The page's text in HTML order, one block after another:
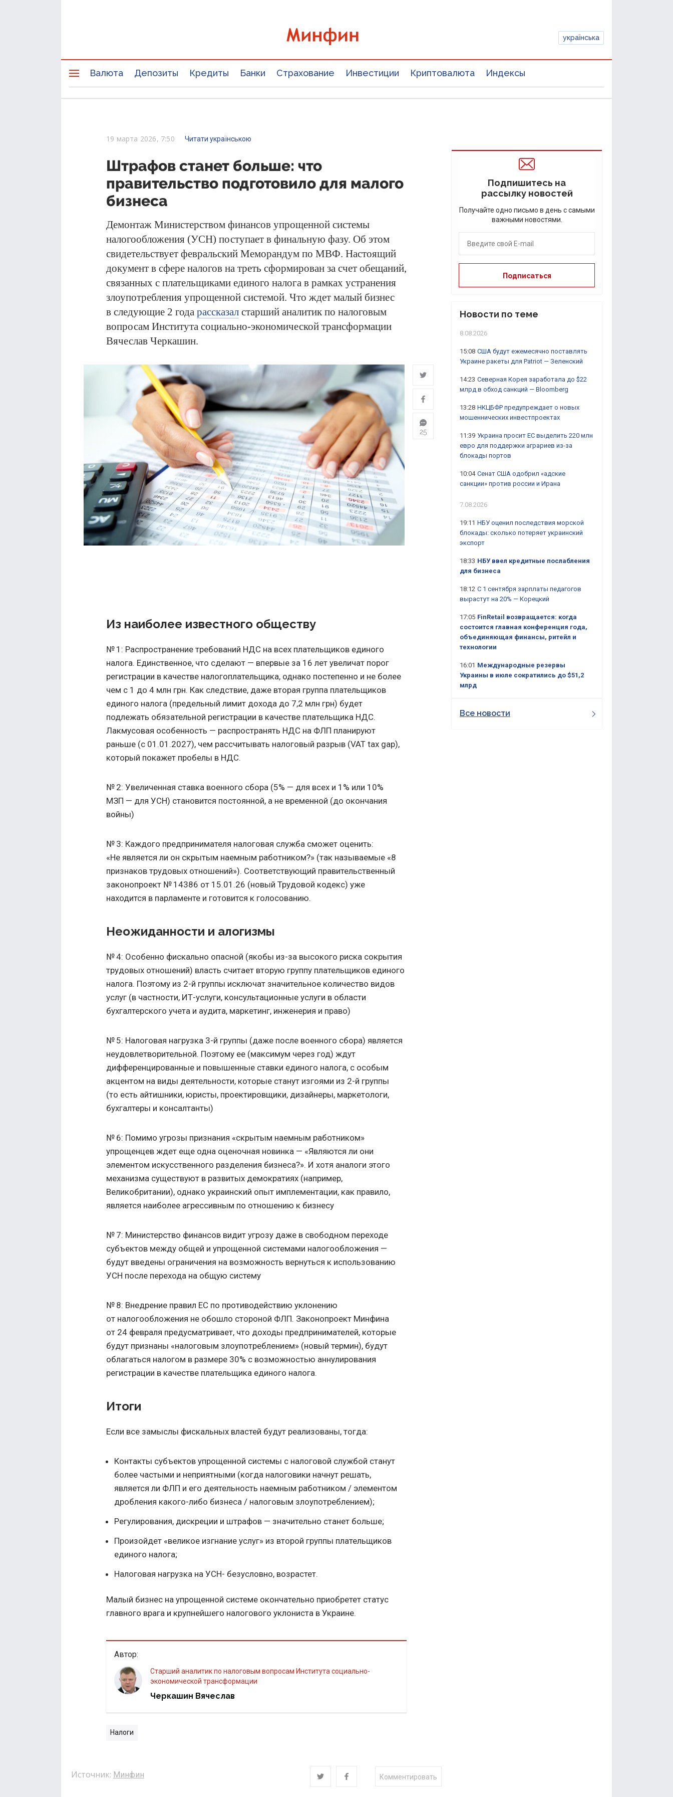
українська
Валюта Депозиты Кредиты Банки Страхование Инвестиции Криптовалюта Индексы
19 марта 2026, 7:50 Читати українською
Штрафов станет больше: что
правительство подготовило для малого
бизнеса
Демонтаж Министерством финансов упрощенной системы
налогообложения (УСН) поступает в финальную фазу. Об этом
свидетельствует февральский Меморандум по МВФ. Настоящий
документ в сфере налогов на треть сформирован за счет обещаний,
связанных с плательщиками единого налога в рамках устранения
злоупотребления упрощенной системой. Что ждет малый бизнес
в следующие 2 года рассказал старший аналитик по налоговым
вопросам Института социально-экономической трансформации
Вячеслав Черкашин.
25
Из наиболее известного обществу
№ 1: Распространение требований НДС на всех плательщиков единого
налога. Единственное, что сделают — впервые за 16 лет увеличат порог
регистрации в качестве налогоплательщика, однако постепенно и не более
чем с 1 до 4 млн грн. Как следствие, даже вторая группа плательщиков
единого налога (предельный лимит дохода до 7,2 млн грн) будет
подлежать обязательной регистрации в качестве плательщика НДС.
Лакмусовая особенность — распространять НДС на ФЛП планируют
раньше (с 01.01.2027), чем рассчитывать налоговый разрыв (VAT tax gap),
который покажет пробелы в НДС.
№ 2: Увеличенная ставка военного сбора (5% — для всех и 1% или 10%
МЗП — для УСН) становится постоянной, а не временной (до окончания
войны)
№ 3: Каждого предпринимателя налоговая служба сможет оценить:
«Не является ли он скрытым наемным работником?» (так называемые «8
признаков трудовых отношений»). Соответствующий правительственный
законопроект № 14386 от 15.01.26 (новый Трудовой кодекс) уже
находится в парламенте и готовится к голосованию.
Неожиданности и алогизмы
№ 4: Особенно фискально опасной (якобы из-за высокого риска сокрытия
трудовых отношений) власть считает вторую группу плательщиков единого
налога. Поэтому из 2-й группы исключат значительное количество видов
услуг (в частности, ИТ-услуги, консультационные услуги в области
бухгалтерского учета и аудита, маркетинг, инженерия и право)
№ 5: Налоговая нагрузка 3-й группы (даже после военного сбора) является
неудовлетворительной. Поэтому ее (максимум через год) ждут
дифференцированные и повышенные ставки единого налога, с особым
акцентом на виды деятельности, которые станут изгоями из 2-й группы
(то есть айтишники, юристы, проектировщики, дизайнеры, маркетологи,
бухгалтеры и консалтанты)
№ 6: Помимо угрозы признания «скрытым наемным работником»
упрощенцев ждет еще одна оценочная новинка — «Являются ли они
элементом искусственного разделения бизнеса?». И хотя аналоги этого
механизма существуют в развитых демократиях (например,
Великобритании), однако украинский опыт имплементации, как правило,
является наиболее агрессивным по отношению к бизнесу
№ 7: Министерство финансов видит угрозу даже в свободном переходе
субъектов между общей и упрощенной системами налогообложения —
будут введены ограничения на возможность вернуться к использованию
УСН после перехода на общую систему
№ 8: Внедрение правил ЕС по противодействию уклонению
от налогообложения не обошло стороной ФЛП. Законопроект Минфина
от 24 февраля предусматривает, что доходы предпринимателей, которые
будут признаны «налоговым злоупотреблением» (новый термин), будут
облагаться налогом в размере 30% с возможностью аннулирования
регистрации в качестве плательщика единого налога.
Итоги
Если все замыслы фискальных властей будут реализованы, тогда:
Контакты субъектов упрощенной системы с налоговой службой станут
более частыми и неприятными (когда налоговики начнут решать,
является ли ФЛП и его деятельность наемным работником / элементом
дробления какого-либо бизнеса / налоговым злоупотреблением);
Регулирования, дискреции и штрафов — значительно станет больше;
Произойдет «великое изгнание услуг» из второй группы плательщиков
единого налога;
Налоговая нагрузка на УСН- безусловно, возрастет.
Малый бизнес на упрощенной системе окончательно приобретет статус
главного врага и крупнейшего налогового уклониста в Украине.
Автор:
Старший аналитик по налоговым вопросам Института социально-
экономической трансформации
Черкашин Вячеслав
Налоги
Источник: Минфин Комментировать
Подпишитесь на
рассылку новостей
Получайте одно письмо в день с самыми
важными новостями.
Новости по теме
8.08.2026
15:08 США будут ежемесячно поставлять
Украине ракеты для Patriot — Зеленский
14:23 Северная Корея заработала до $22
млрд в обход санкций — Bloomberg
13:28 НКЦБФР предупреждает о новых
мошеннических инвестпроектах
11:39 Украина просит ЕС выделить 220 млн
евро для поддержки аграриев из-за
блокады портов
10:04 Сенат США одобрил «адские
санкции» против россии и Ирана
7.08.2026
19:11 НБУ оценил последствия морской
блокады: сколько потеряет украинский
экспорт
18:33 НБУ ввел кредитные послабления
для бизнеса
18:12 С 1 сентября зарплаты педагогов
вырастут на 20% — Корецкий
17:05 FinRetail возвращается: когда
состоится главная конференция года,
объединяющая финансы, ритейл и
технологии
16:01 Международные резервы
Украины в июле сократились до $51,2
млрд
Все новости